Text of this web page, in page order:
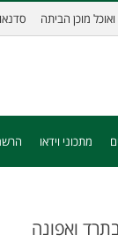
ואוכל מוכן הביתה
מתכוני וידאו
ואפונה